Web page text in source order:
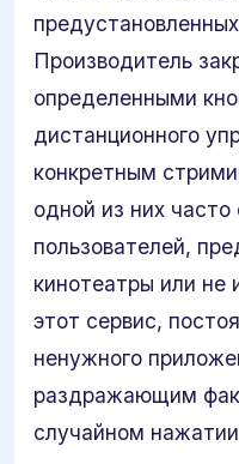
Производитель
определенными
дистанционного
конкретным
одной из них часто
пользователей,
кинотеатры или
этот сервис,
ненужного
раздражающим
случайном